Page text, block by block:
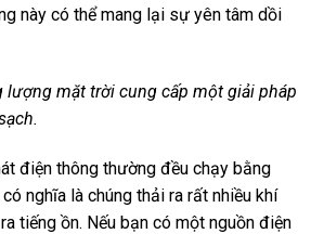
này có thể mang lại sự yên tâm dồi
lượng mặt trời cung cấp một giải pháp
điện thông thường đều chạy bằng
nghĩa là chúng thải ra rất nhiều khí
tiếng ồn. Nếu bạn có một nguồn điện